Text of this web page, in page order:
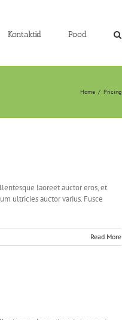
Kontaktid Pood
Home / Pricing
laoreet auctor eros, et
ultricies auctor varius. Fusce
Read More